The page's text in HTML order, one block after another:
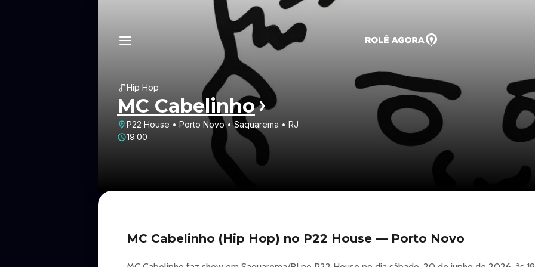
Hip Hop
MC Cabelinho
P22 House • Porto Novo • Saquarema • RJ
19:00
MC Cabelinho (Hip Hop) no P22 House — Porto Novo